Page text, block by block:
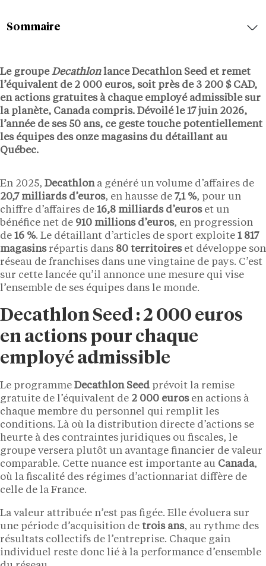
Le groupeDecathlonlance Decathlon Seed et remet
l’équivalent de 2 000 euros, soit près de 3 200 $ CAD,
en actions gratuites à chaque employé admissible sur
la planète, Canada compris. Dévoilé le 17 juin 2026,
l’année de ses 50 ans, ce geste touche potentiellement
les équipes des onze magasins du détaillant au
Québec.
En 2025, Decathlona généré un volume d’affaires de
20,7 milliards d’euros, en hausse de 7,1 %, pour un
chiffre d’affaires de 16,8 milliards d’euroset un
bénéfice net de 910 millions d’euros, en progression
de 16 %. Le détaillant d’articles de sport exploite 1 817
magasinsrépartis dans 80 territoireset développe son
réseau de franchises dans une vingtaine de pays. C’est
sur cette lancée qu’il annonce une mesure qui vise
l’ensemble de ses équipes dans le monde.
Decathlon Seed : 2 000 euros
en actions pour chaque
employé admissible
Le programme Decathlon Seed prévoit la remise
gratuite de l’équivalent de 2 000 eurosen actions à
chaque membre du personnel qui remplit les
conditions. Là où la distribution directe d’actions se
heurte à des contraintes juridiques ou fiscales, le
groupe versera plutôt un avantage financier de valeur
comparable. Cette nuance est importante au Canada,
où la fiscalité des régimes d’actionnariat diffère de
celle de la France.
La valeur attribuée n’est pas figée. Elle évoluera sur
une période d’acquisition de trois ans, au rythme des
résultats collectifs de l’entreprise. Chaque gain
individuel reste donc lié à la performance d’ensemble
Sommaire